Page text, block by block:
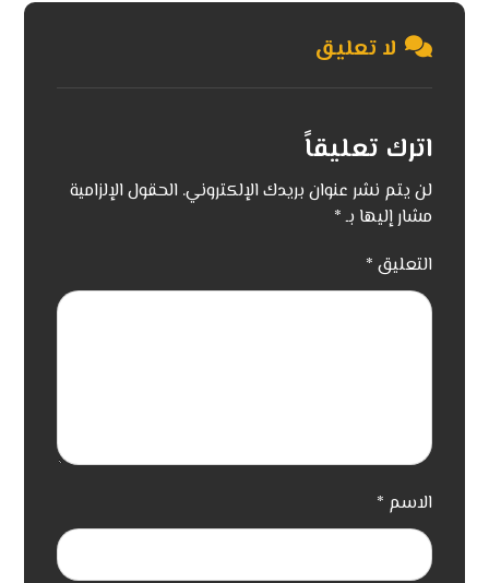
لا تعليق
اترك تعليقاً
لن يتم نشر عنوان بريدك الإلكتروني. الحقول الإلزامية
مشار إليها بـ*
التعليق *
الاسم *